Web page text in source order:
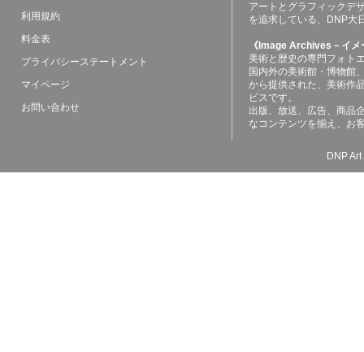
利用規約
料金表
プライバシーステートメント
マイページ
お問い合わせ
アートとグラフィックデ
を追求している、DNP大
《Image Archives－イ
美術と歴史の専門フォト
国内外の美術館・博物館
から提供された、美術作
ビスです。
出版、放送、広告、商品
なコンテンツを揃え、お
DNP